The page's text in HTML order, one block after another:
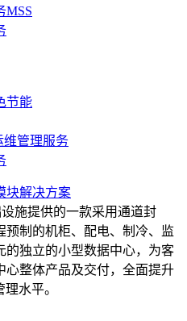
MSS
节能
维管理服务
块解决方案
施提供的一款采用通道封
预制的机柜、配电、制冷、监
的独立的小型数据中心，为客
心整体产品及交付，全面提升
水平。